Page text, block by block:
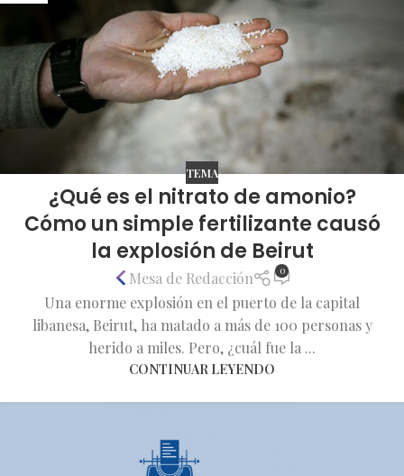
TEMA
¿Qué es el nitrato de amonio?
Cómo un simple fertilizante causó
la explosión de Beirut
Mesa de Redacción 0
Una enorme explosión en el puerto de la capital
libanesa, Beirut, ha matado a más de 100 personas y
herido a miles. Pero, ¿cuál fue la ...
CONTINUAR LEYENDO